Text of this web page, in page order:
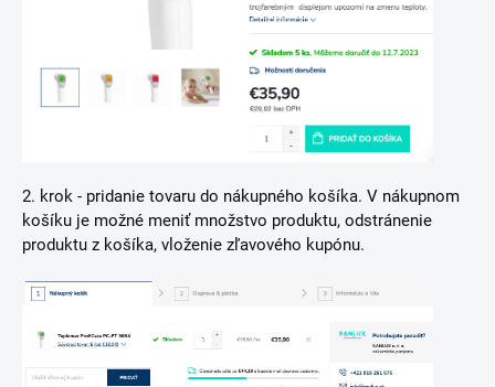
2. krok - pridanie tovaru do nákupného košíka. V nákupnom
košíku je možné meniť množstvo produktu, odstránenie
produktu z košíka, vloženie zľavového kupónu.